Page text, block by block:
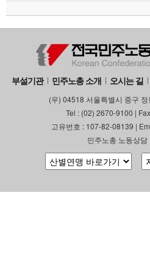
부설기관 민주노총 소개 오시는 길
(우) 04518 서울특별시 중구
Tel : (02) 2670-9100 |
고유번호 : 107-82-08139 |
민주노총 노동상
부설기관